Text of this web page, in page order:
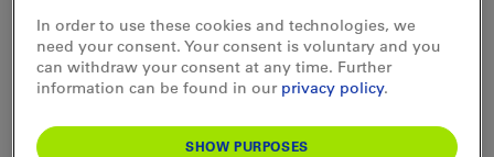
haben die Möglichkeit, Schwedens Hauptstadt zu
erkunden. In Visby besuchen Sie mittelalterlichen
Bauten, die zum Weltkulturerbe zählen. In Danzig und
Karlskrona tauchen Sie in die Geschichte ein und in
Vergnügungspark Tivoli.
In order to use these cookies and technologies, we
need your consent. Your consent is voluntary and you
can withdraw your consent at any time. Further
information can be found in our privacy policy.
SHOW PURPOSES